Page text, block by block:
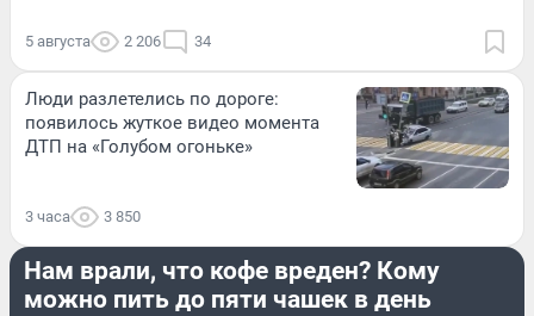
5 августа 2 206 34
Люди разлетелись по дороге:
появилось жуткое видео момента
ДТП на «Голубом огоньке»
3 часа 3 850
ЗДОРОВЬЕ
Нам врали, что кофе вреден? Кому
можно пить до пяти чашек в день